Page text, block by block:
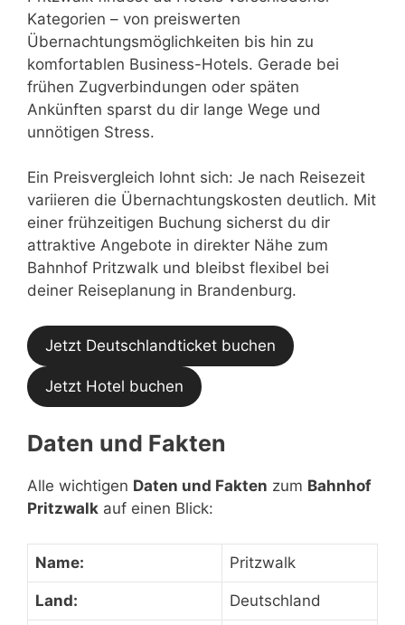
Kategorien – von preiswerten
Übernachtungsmöglichkeiten bis hin zu
komfortablen Business-Hotels. Gerade bei
frühen Zugverbindungen oder späten
Ankünften sparst du dir lange Wege und
unnötigen Stress.
Ein Preisvergleich lohnt sich: Je nach Reisezeit
variieren die Übernachtungskosten deutlich. Mit
einer frühzeitigen Buchung sicherst du dir
attraktive Angebote in direkter Nähe zum
Bahnhof Pritzwalk und bleibst flexibel bei
deiner Reiseplanung in Brandenburg.
Jetzt Deutschlandticket buchen
Jetzt Hotel buchen
Daten und Fakten
Alle wichtigen Daten und Fakten zum Bahnhof
Pritzwalk auf einen Blick:
Name: Pritzwalk
Land: Deutschland